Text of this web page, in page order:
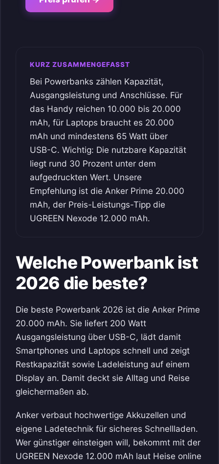
KURZ ZUSAMMENGEFASST
Bei Powerbanks zählen Kapazität,
Ausgangsleistung und Anschlüsse. Für
das Handy reichen 10.000 bis 20.000
mAh, für Laptops braucht es 20.000
mAh und mindestens 65 Watt über
USB-C. Wichtig: Die nutzbare Kapazität
liegt rund 30 Prozent unter dem
aufgedruckten Wert. Unsere
Empfehlung ist die Anker Prime 20.000
mAh, der Preis-Leistungs-Tipp die
UGREEN Nexode 12.000 mAh.
Welche Powerbank ist
2026 die beste?
Die beste Powerbank 2026 ist die Anker Prime
20.000 mAh. Sie liefert 200 Watt
Ausgangsleistung über USB-C, lädt damit
Smartphones und Laptops schnell und zeigt
Restkapazität sowie Ladeleistung auf einem
Display an. Damit deckt sie Alltag und Reise
gleichermaßen ab.
Anker verbaut hochwertige Akkuzellen und
eigene Ladetechnik für sicheres Schnellladen.
Wer günstiger einsteigen will, bekommt mit der
UGREEN Nexode 12.000 mAh laut Heise online